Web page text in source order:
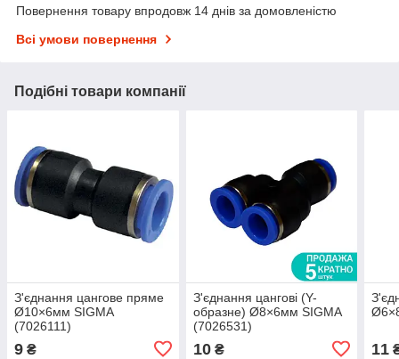
Повернення товару впродовж 14 днів за домовленістю
Всі умови повернення
Подібні товари компанії
З'єднання цангове пряме
Ø10×6мм SIGMA
(7026111)
9 ₴
З'єднання цангові (Y-
образне) Ø8×6мм SIGMA
(7026531)
10₴ 11